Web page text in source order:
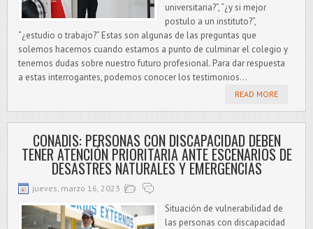
universitaria?”, “¿y si mejor
postulo a un instituto?”,
“¿estudio o trabajo?” Estas son algunas de las preguntas que
solemos hacernos cuando estamos a punto de culminar el colegio y
tenemos dudas sobre nuestro futuro profesional. Para dar respuesta
a estas interrogantes, podemos conocer los testimonios...
READ MORE
CONADIS: PERSONAS CON DISCAPACIDAD DEBEN
TENER ATENCIÓN PRIORITARIA ANTE ESCENARIOS DE
DESASTRES NATURALES Y EMERGENCIAS
jueves, marzo 16, 2023
Situación de vulnerabilidad de
las personas con discapacidad